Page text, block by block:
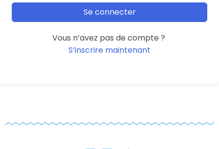
Se connecter
Vous n’avez pas de compte ?
S’inscrire maintenant